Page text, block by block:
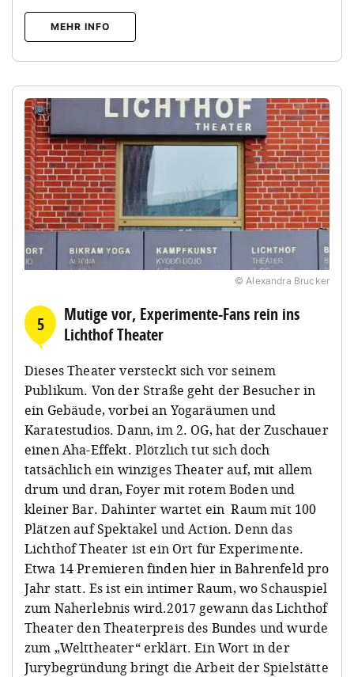
MEHR INFO
© Alexandra Brucker
5
Mutige vor, Experimente-Fans rein ins
Lichthof Theater
Dieses Theater versteckt sich vor seinem
Publikum. Von der Straße geht der Besucher in
ein Gebäude, vorbei an Yogaräumen und
Karatestudios. Dann, im 2. OG, hat der Zuschauer
einen Aha-Effekt. Plötzlich tut sich doch
tatsächlich ein winziges Theater auf, mit allem
drum und dran, Foyer mit rotem Boden und
kleiner Bar. Dahinter wartet ein Raum mit 100
Plätzen auf Spektakel und Action. Denn das
Lichthof Theater ist ein Ort für Experimente.
Etwa 14 Premieren finden hier in Bahrenfeld pro
Jahr statt. Es ist ein intimer Raum, wo Schauspiel
zum Naherlebnis wird.2017 gewann das Lichthof
Theater den Theaterpreis des Bundes und wurde
zum „Welttheater“ erklärt. Ein Wort in der
Jurybegründung bringt die Arbeit der Spielstätte